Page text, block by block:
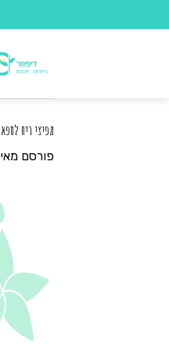
to
מפיצי ריח לספא
פורסם מאי 10, 2020